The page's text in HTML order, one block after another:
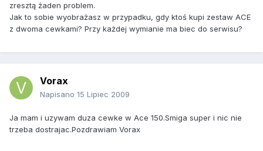
zresztą żaden problem.
Jak to sobie wyobrażasz w przypadku, gdy ktoś kupi zestaw ACE
z dwoma cewkami? Przy każdej wymianie ma biec do serwisu?
Vorax
Napisano 15 Lipiec 2009
Ja mam i uzywam duza cewke w Ace 150.Smiga super i nic nie
trzeba dostrajac.Pozdrawiam Vorax